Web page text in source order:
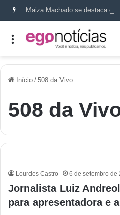
Início / 508 da Vivo
508 da
Lourdes Castro 6 de setembro de
Jornalista Luiz
para apresentadora e